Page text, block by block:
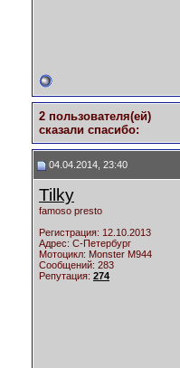
2 пользователя(ей)
сказали cпасибо:
04.04.2014, 23:40
Tilky
famoso presto
Регистрация: 12.10.2013
Адрес: С-Петербург
Мотоцикл: Monster M944
Сообщений: 283
Репутация: 274